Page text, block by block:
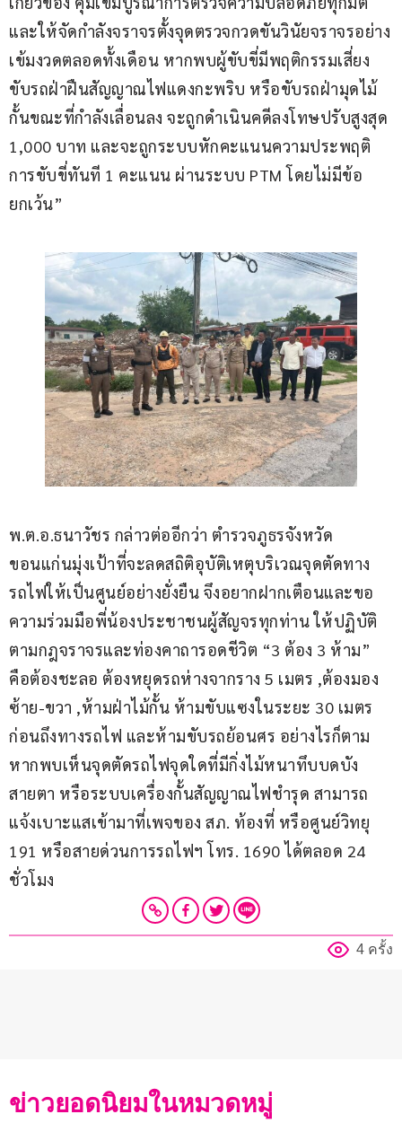
และให้จัดกำลังจราจรตั้งจุดตรวจกวดขันวินัยจราจรอย่าง
เข้มงวดตลอดทั้งเดือน หากพบผู้ขับขี่มีพฤติกรรมเสี่ยง
ขับรถฝ่าฝืนสัญญาณไฟแดงกะพริบ หรือขับรถฝ่ามุดไม้
กั้นขณะที่กำลังเลื่อนลง จะถูกดำเนินคดีลงโทษปรับสูงสุด
1,000 บาท และจะถูกระบบหักคะแนนความประพฤติ
การขับขี่ทันที 1 คะแนน ผ่านระบบ PTM โดยไม่มีข้อ
ยกเว้น”
พ.ต.อ.ธนาวัชร กล่าวต่ออีกว่า ตำรวจภูธรจังหวัด
ขอนแก่นมุ่งเป้าที่จะลดสถิติอุบัติเหตุบริเวณจุดตัดทาง
รถไฟให้เป็นศูนย์อย่างยั่งยืน จึงอยากฝากเตือนและขอ
ความร่วมมือพี่น้องประชาชนผู้สัญจรทุกท่าน ให้ปฏิบัติ
ตามกฎจราจรและท่องคาถารอดชีวิต “3 ต้อง 3 ห้าม”
คือต้องชะลอ ต้องหยุดรถห่างจากราง 5 เมตร ,ต้องมอง
ซ้าย-ขวา ,ห้ามฝ่าไม้กั้น ห้ามขับแซงในระยะ 30 เมตร
ก่อนถึงทางรถไฟ และห้ามขับรถย้อนศร อย่างไรก็ตาม
หากพบเห็นจุดตัดรถไฟจุดใดที่มีกิ่งไม้หนาทึบบดบัง
สายตา หรือระบบเครื่องกั้นสัญญาณไฟชำรุด สามารถ
แจ้งเบาะแสเข้ามาที่เพจของ สภ. ท้องที่ หรือศูนย์วิทยุ
191 หรือสายด่วนการรถไฟฯ โทร. 1690 ได้ตลอด 24
ชั่วโมง
4 ครั้ง
ข่าวยอดนิยมในหมวดหมู่